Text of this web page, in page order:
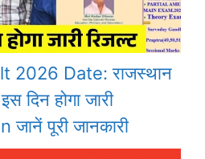
2026 Date: राजस्थान
दिन होगा जारी
पूरी जानकारी